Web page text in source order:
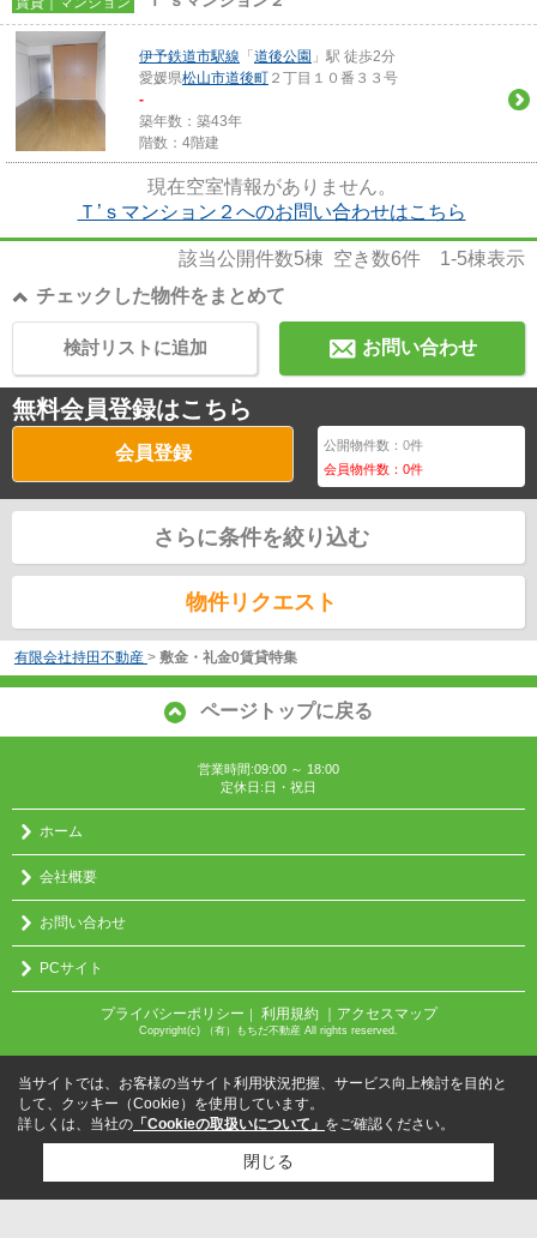
伊予鉄道市駅線 「 道後公園 」駅 徒歩2分
愛媛県松山市道後町 ２丁目１０番３３号
-
築年数：築43年
階数：4階建
現在空室情報がありません。
Ｔ’ｓマンション２へのお問い合わせはこちら
該当公開件数5棟 空き数6件 1-5棟表示
チェックした物件をまとめて
お問い合わせ
検討リストに追加
無料会員登録はこちら
会員登録 公開物件数：0件
会員物件数：0件
さらに条件を絞り込む
物件リクエスト
有限会社持田不動産 > 敷金・礼金0賃貸特集
ページトップに戻る
営業時間:09:00 ～ 18:00
定休日:日・祝日
ホーム
会社概要
お問い合わせ
PCサイト
プライバシーポリシー ｜ 利用規約 ｜アクセスマップ
Copyright(c) （有）もちだ不動産 All rights reserved.
当サイトでは、お客様の当サイト利用状況把握、サービス向上検討を目的と
して、クッキー（Cookie）を使用しています。
詳しくは、当社の 「Cookieの取扱いについて」 をご確認ください。
閉じる